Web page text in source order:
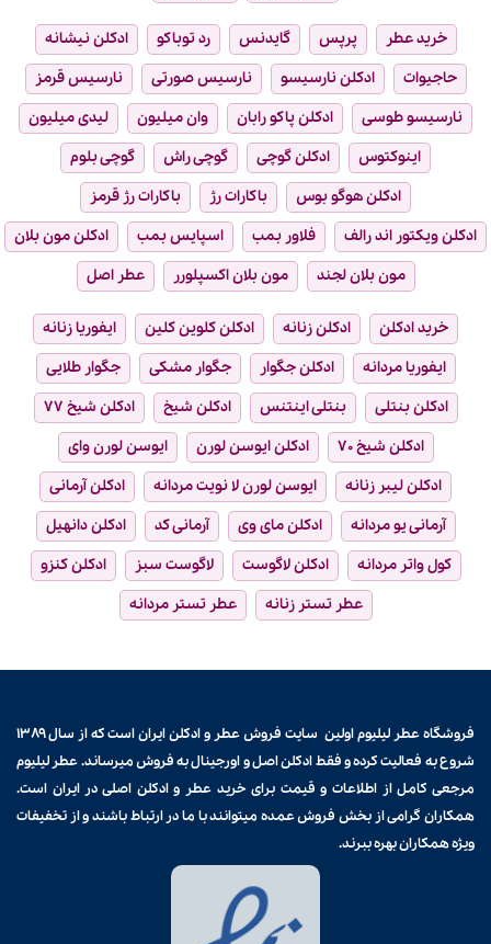
خرید عطر پرپس گایدنس رد توباکو
ادکلن نیشانه
حاجیوات
ادکلن نارسیسو نارسیس صورتی
نارسیس قرمز
نارسیسو طوسی
ادکلن پاکو رابان وان میلیون
لیدی میلیون
اینوکتوس
ادکلن گوچی گوچی راش
گوچی بلوم
ادکلن هوگو بوس
باکارات رژ
باکارات رژ قرمز
ادکلن ویکتور اند رالف
فلاور بمب اسپایس بمب
ادکلن مون بلان
مون بلان لجند
مون بلان اکسپلورر عطر اصل
خرید ادکلن ادکلن زنانه ادکلن کلوین کلین
ایفوریا زنانه
ایفوریا مردانه
ادکلن جگوار جگوار مشکی
جگوار طلایی
ادکلن بنتلی
بنتلی اینتنس ادکلن شیخ
ادکلن شیخ ۷۷
ادکلن شیخ ۷۰
ادکلن ایوسن لورن
ایوسن لورن وای
ادکلن لیبر زنانه
ایوسن لورن لا نویت مردانه
ادکلن آرمانی
آرمانی یو مردانه
ادکلن مای وی آرمانی کد
ادکلن دانهیل
کول واتر مردانه
ادکلن لاگوست لاگوست سبز
ادکلن کنزو
عطر تستر زنانه
عطر تستر مردانه
فروشگاه عطر لیلیوم اولین سایت فروشعطر و ادکلن
ایران است که از سال ۱۳۸۹
شروع به فعالیت کرده و فقط ادکلن اصل و اورجینال به فروش میرساند. عطر لیلیوم
مرجعی کامل از اطلاعات و قیمت برایخرید عطر و ادکلن اصلی در ایران است.
همکاران گرامی از بخش فروش عمده میتوانند با ما در ارتباط باشند و از تخفیفات
ویژه همکاران بهره ببرند.